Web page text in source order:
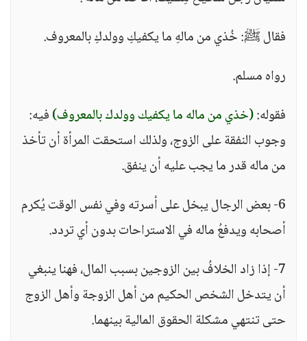
فقال ﷺ: خُذي من مالهِ ما يكفيكِ وولدكِ بالمعروف.
رواه مسلم.
فقوله:(خذي من ماله ما يكفيك وولدك بالمعروف)فيه:
وجوب النفقة على الزوج، ولذلك استحقت المرأة أن تأخذ
من ماله قدر ما يجب عليه أن ينفق.
6- بعض الرجال يبخل على أسرته وفي نفس الوقت يُكرم
أصحابه ويدفعُ ماله في الاستراحات بدون أي تردد.
7- إذا زاد الخلافُ بين الزوجين بسبب المال، فهنا ينبغي
أن يتدخل الشخص الحكيم من أهل الزوجة وأهل الزوج
حتى تنتهي مشكلة الحقوق المالية بينهما.